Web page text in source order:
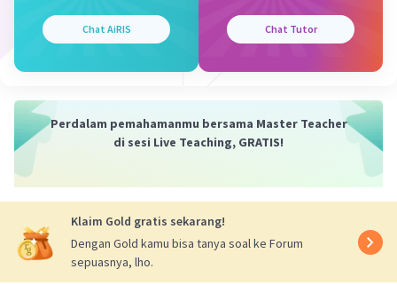
Chat AiRIS Chat Tutor
Perdalam pemahamanmu bersama Master Teacher
di sesi Live Teaching, GRATIS!
Klaim Gold gratis sekarang!
Dengan Gold kamu bisa tanya soal ke Forum
sepuasnya, lho.